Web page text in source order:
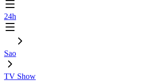
24h
Sao
TV Show